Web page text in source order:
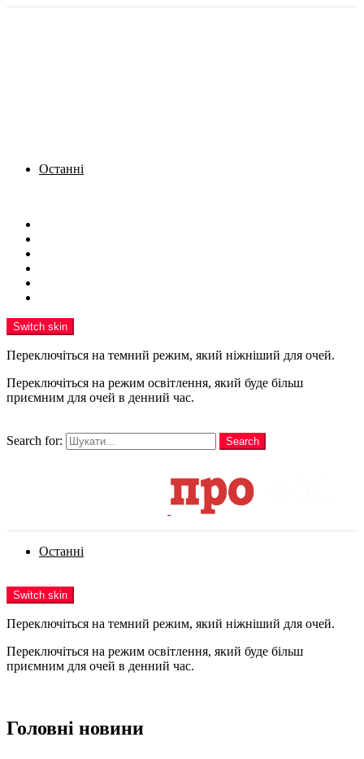
Останні
Switch skin
Переключіться на темний режим, який ніжніший для очей.
Переключіться на режим освітлення, який буде більш
приємним для очей в денний час.
Search for:
Search
Останні
Switch skin
Переключіться на темний режим, який ніжніший для очей.
Переключіться на режим освітлення, який буде більш
приємним для очей в денний час.
Головні новини